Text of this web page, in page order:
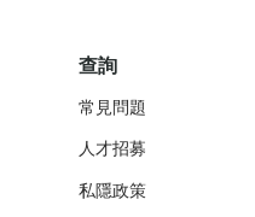
查詢
常見問題
人才招募
私隱政策